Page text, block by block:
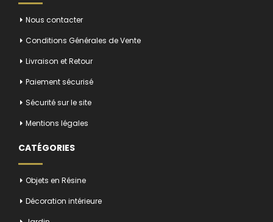
Nous contacter
Conditions Générales de Vente
Livraison et Retour
Paiement sécurisé
Sécurité sur le site
Mentions légales
CATÉGORIES
Objets en Résine
Décoration intérieure